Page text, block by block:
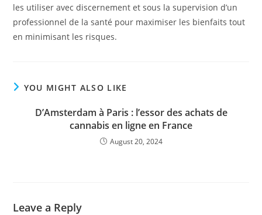
les utiliser avec discernement et sous la supervision d’un
professionnel de la santé pour maximiser les bienfaits tout
en minimisant les risques.
YOU MIGHT ALSO LIKE
D’Amsterdam à Paris : l’essor des achats de
cannabis en ligne en France
August 20, 2024
Leave a Reply